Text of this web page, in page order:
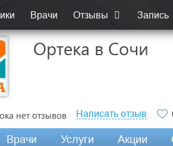
Врачи Отзывы Запись
Ортека в Сочи
нет отзывов Написать отзыв
Врачи Услуги Акции